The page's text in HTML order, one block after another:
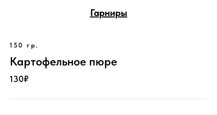
Гарниры
150 гр.
Картофельное пюре
130₽